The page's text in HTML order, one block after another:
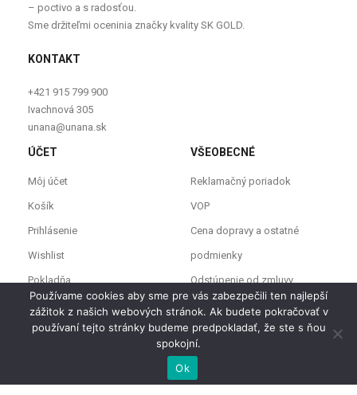
– poctivo a s radosťou.
Sme držiteľmi oceninia značky kvality SK GOLD.
KONTAKT
+421 915 799 900
Ivachnová 305
unana@unana.sk
ÚČET
Môj účet
Košík
Prihlásenie
Wishlist
Pokladňa
VŠEOBECNÉ
Reklamačný poriadok
VOP
Cena dopravy a ostatné
podmienky
Odstúpenie od zmluvy
Používame cookies aby sme pre vás zabezpečili ten najlepší
zážitok z našich webových stránok. Ak budete pokračovať v
používaní tejto stránky budeme predpokladať, že ste s ňou
spokojní.
Ok